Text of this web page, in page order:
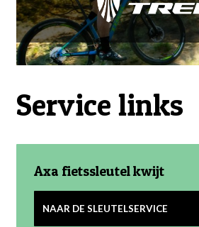
Service links
Axa fietssleutel kwijt
NAAR DE SLEUTELSERVICE